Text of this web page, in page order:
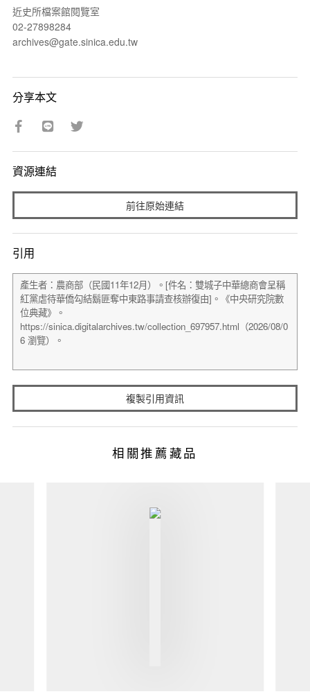
近史所檔案館閱覽室
02-27898284
archives@gate.sinica.edu.tw
分享本文
資源連結
前往原始連結
引用
複製引用資訊
相關推薦藏品